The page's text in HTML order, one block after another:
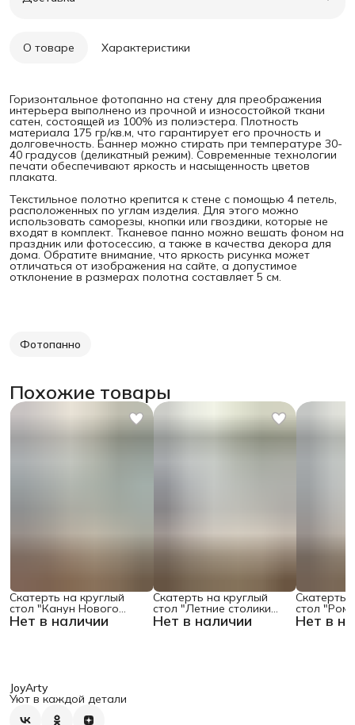
О товаре Характеристики
Горизонтальное фотопанно на стену для преображения
интерьера выполнено из прочной и износостойкой ткани
сатен, состоящей из 100% из полиэстера. Плотность
материала 175 гр/кв.м, что гарантирует его прочность и
долговечность. Баннер можно стирать при температуре 30-
40 градусов (деликатный режим). Современные технологии
печати обеспечивают яркость и насыщенность цветов
плаката.
Текстильное полотно крепится к стене с помощью 4 петель,
расположенных по углам изделия. Для этого можно
использовать саморезы, кнопки или гвоздики, которые не
входят в комплект. Тканевое панно можно вешать фоном на
праздник или фотосессию, а также в качества декора для
дома. Обратите внимание, что яркость рисунка может
отличаться от изображения на сайте, а допустимое
отклонение в размерах полотна составляет 5 см.
Фотопанно
Похожие товары
Нет в наличии
Скатерть на круглый
стол "Канун Нового
Года", 150х150 , серия Нет в наличии
Скатерть на круглый
стол "Летние столики
кафе", 150х150 Нет в
Скатерть
стол
поляне",
JoyArty
Уют в каждой детали